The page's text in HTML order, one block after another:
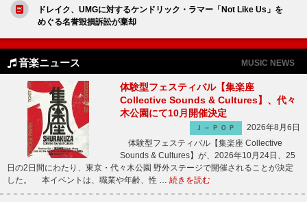
ドレイク、UMGに対するケンドリック・ラマー「Not Like Us」を
めぐる名誉毀損訴訟が棄却
音楽ニュース MUSIC NEWS
体験型フェスティバル【集楽座
Collective Sounds & Cultures】、代々
木公園にて10月開催決定
Ｊ－ＰＯＰ
2026年8月6日
体験型フェスティバル【集楽座 Collective
Sounds & Cultures】が、2026年10月24日、25
日の2日間にわたり、東京・代々木公園 野外ステージで開催されることが決定
した。 本イベントは、職業や年齢、性 … 続きを読む